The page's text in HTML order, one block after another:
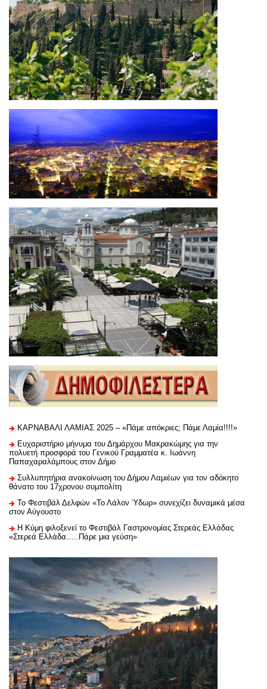
ΚΑΡΝΑΒΑΛΙ ΛΑΜΙΑΣ 2025 – «Πάμε απόκριες; Πάμε Λαμία!!!!»
Ευχαριστήριo μήνυμα του Δημάρχου Μακρακώμης για την
πολυετή προσφορά του Γενικού Γραμματέα κ. Ιωάννη
Παπαχαραλάμπους στον Δήμο
Συλλυπητήρια ανακοίνωση του Δήμου Λαμιέων για τον αδόκητο
θάνατο του 17χρονου συμπολίτη
Το Φεστιβάλ Δελφών «Το Λάλον Ύδωρ» συνεχίζει δυναμικά μέσα
στον Αύγουστο
Η Κύμη φιλοξενεί το Φεστιβάλ Γαστρονομίας Στερεάς Ελλάδας
«Στερεά Ελλάδα…..Πάρε μια γεύση»